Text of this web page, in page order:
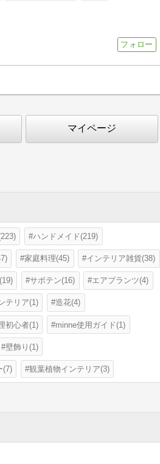
マイページ
ハンドメイド(219)
家庭料理(45) インテリア雑貨(38)
サボテン(16) エアプランツ(4)
テリア(1) 造花(4)
初心者(1) minne使用ガイド(1)
壁飾り(1)
(7) 観葉植物インテリア(3)